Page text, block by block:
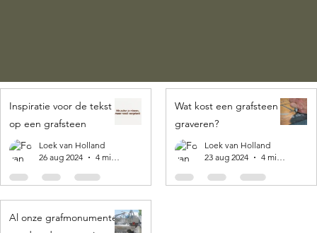
Inspiratie voor de tekst
op een grafsteen
Loek van Holland
26 aug 2024
4 minuten om te lezen
Wat kost een grafsteen
graveren?
Loek van Holland
23 aug 2024
4 minuten om te lezen
Al onze grafmonumenten